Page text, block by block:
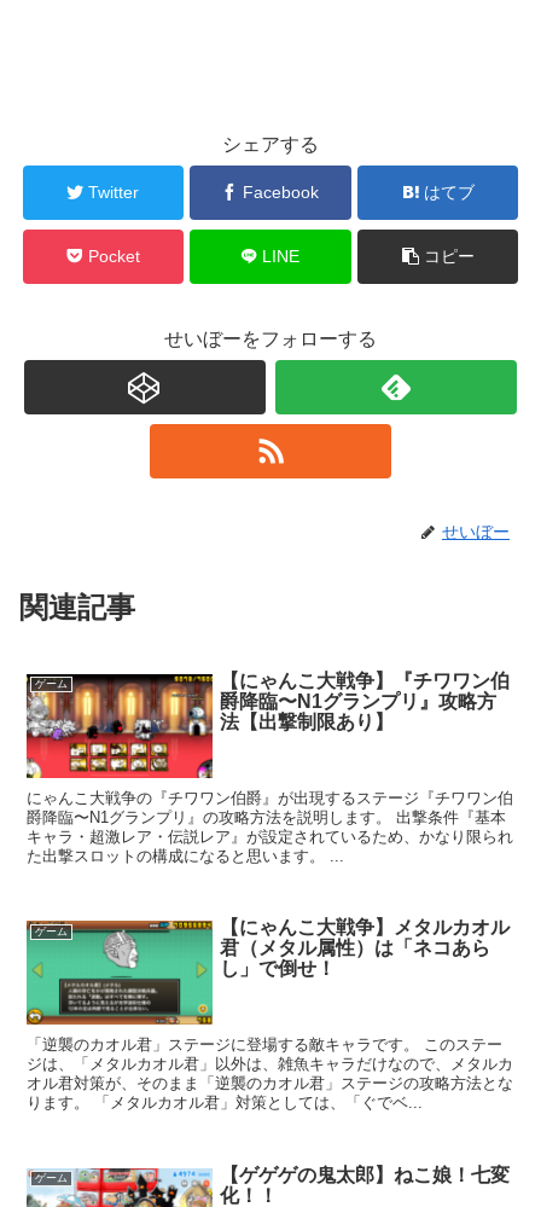
シェアする
Twitter Facebook はてブ
Pocket LINE コピー
せいぼーをフォローする
せいぼー
関連記事
ゲーム
【にゃんこ大戦争】『チワワン伯
爵降臨〜N1グランプリ』攻略方
法【出撃制限あり】
にゃんこ大戦争の『チワワン伯爵』が出現するステージ『チワワン伯
爵降臨〜N1グランプリ』の攻略方法を説明します。 出撃条件『基本
キャラ・超激レア・伝説レア』が設定されているため、かなり限られ
た出撃スロットの構成になると思います。 ...
ゲーム
【にゃんこ大戦争】メタルカオル
君（メタル属性）は「ネコあら
し」で倒せ！
「逆襲のカオル君」ステージに登場する敵キャラです。 このステー
ジは、「メタルカオル君」以外は、雑魚キャラだけなので、メタルカ
オル君対策が、そのまま「逆襲のカオル君」ステージの攻略方法とな
ります。 「メタルカオル君」対策としては、「ぐでベ...
ゲーム
【ゲゲゲの鬼太郎】ねこ娘！七変
化！！